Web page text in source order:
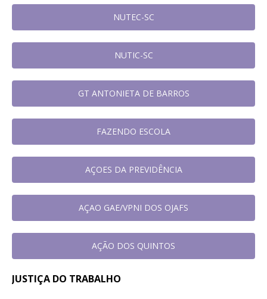
NUTEC-SC
NUTIC-SC
GT ANTONIETA DE BARROS
FAZENDO ESCOLA
AÇOES DA PREVIDÊNCIA
AÇAO GAE/VPNI DOS OJAFS
AÇÃO DOS QUINTOS
JUSTIÇA DO TRABALHO